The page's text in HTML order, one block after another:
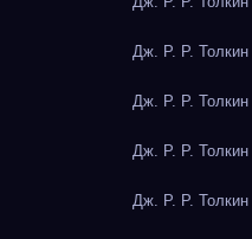
Дж. Р. Р.
Дж. Р. Р.
Дж. Р. Р.
Дж. Р. Р.